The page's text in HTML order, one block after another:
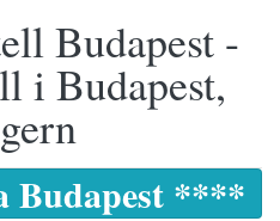
Budapest -
i Budapest,
Budapest ****